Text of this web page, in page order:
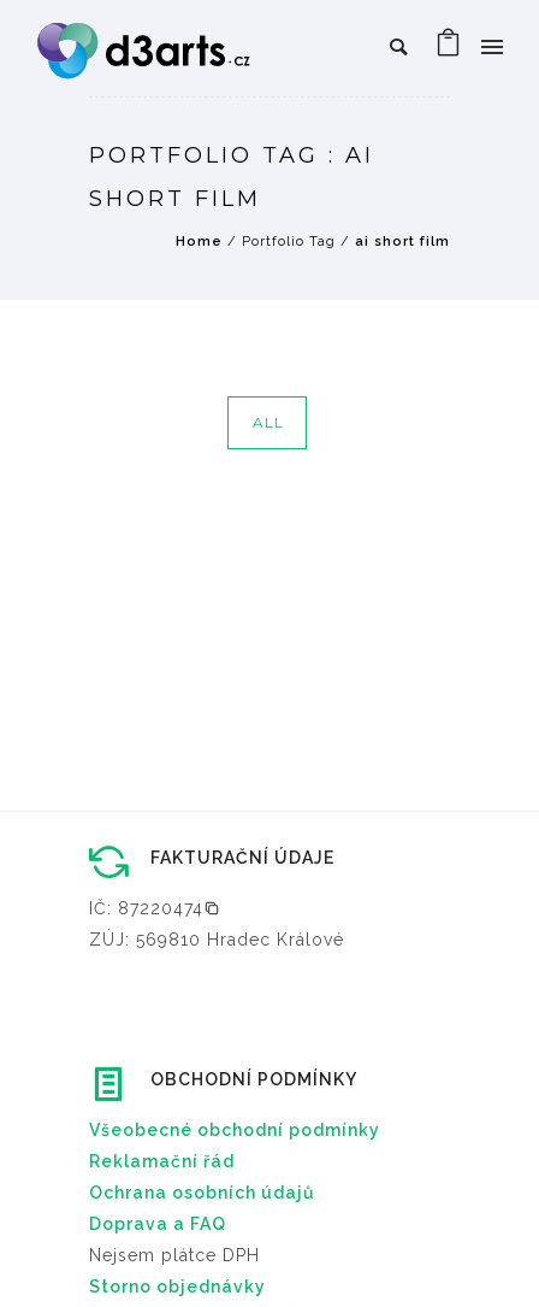
PORTFOLIO TAG : AI
SHORT FILM
Home / Portfolio Tag / ai short film
ALL
FAKTURAČNÍ ÚDAJE
IČ: 87220474
ZÚJ: 569810 Hradec Králové
OBCHODNÍ PODMÍNKY
Všeobecné obchodní podmínky
Reklamační řád
Ochrana osobních údajů
Doprava a FAQ
Nejsem plátce DPH
Storno objednávky